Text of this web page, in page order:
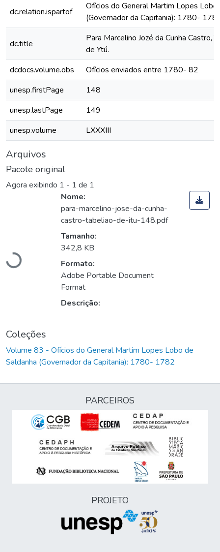
dc.relation.ispartof
Ofícios do General Martim Lopes Lobo
(Governador da Capitania): 1780-
dc.title
Para Marcelino Jozé da Cunha Castro,
de Ytú.
dcdocs.volume.obs
Ofícios enviados entre 1780- 82
unesp.firstPage
148
unesp.lastPage
149
unesp.volume
LXXXIII
Arquivos
Pacote original
Agora exibindo 1 - 1 de 1
Carregando...
Nome:
para-marcelino-jose-da-cunha-
castro-tabeliao-de-itu-148.pdf
Tamanho:
342,8 KB
Formato:
Adobe Portable Document
Format
Descrição:
Coleções
Volume 83 - Ofícios do General Martim Lopes Lobo de
Saldanha (Governador da Capitania): 1780- 1782
PARCEIROS
PROJETO